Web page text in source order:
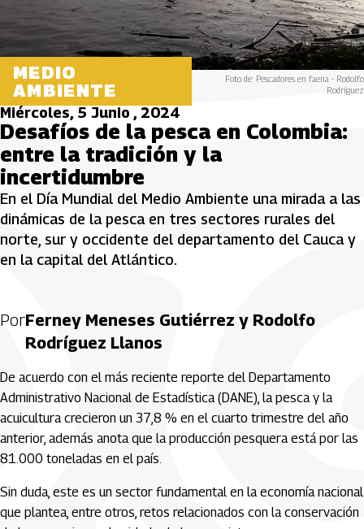
MEDIO
AMBIENTE
Foto de: Pescadores en faena - Rodolfo
Rodríguez
Miércoles, 5 Junio , 2024
Desafíos de la pesca en Colombia:
entre la tradición y la
incertidumbre
En el Día Mundial del Medio Ambiente una mirada a las
dinámicas de la pesca en tres sectores rurales del
norte, sur y occidente del departamento del Cauca y
en la capital del Atlántico.
PorFerney Meneses Gutiérrez y Rodolfo
Rodríguez Llanos
De acuerdo con el más reciente reporte del Departamento
Administrativo Nacional de Estadística (DANE), la pesca y la
acuicultura crecieron un 37,8 % en el cuarto trimestre del año
anterior, además anota que la producción pesquera está por las
81.000 toneladas en el país.
Sin duda, este es un sector fundamental en la economía nacional
que plantea, entre otros, retos relacionados con la conservación